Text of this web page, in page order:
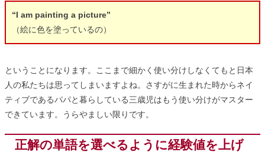
“I am painting a picture”
（絵に色を塗っているの）
ということになります。ここまで細かく使い分けしなくてもと日本
人の私たちは思ってしまいますよね。さすがに生まれた時からネイ
ティブであるパパと暮らしている三歳児はもう使い分けがマスター
できています。うらやましい限りです。
正解の単語を選べるように経験値を上げ